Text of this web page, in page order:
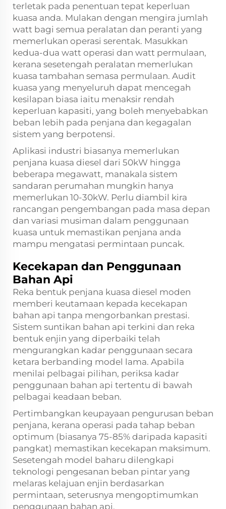
terletak pada penentuan tepat keperluan
kuasa anda. Mulakan dengan mengira jumlah
watt bagi semua peralatan dan peranti yang
memerlukan operasi serentak. Masukkan
kedua-dua watt operasi dan watt permulaan,
kerana sesetengah peralatan memerlukan
kuasa tambahan semasa permulaan. Audit
kuasa yang menyeluruh dapat mencegah
kesilapan biasa iaitu menaksir rendah
keperluan kapasiti, yang boleh menyebabkan
beban lebih pada penjana dan kegagalan
sistem yang berpotensi.
Aplikasi industri biasanya memerlukan
penjana kuasa diesel dari 50kW hingga
beberapa megawatt, manakala sistem
sandaran perumahan mungkin hanya
memerlukan 10-30kW. Perlu diambil kira
rancangan pengembangan pada masa depan
dan variasi musiman dalam penggunaan
kuasa untuk memastikan penjana anda
mampu mengatasi permintaan puncak.
Kecekapan dan Penggunaan
Bahan Api
Reka bentuk penjana kuasa diesel moden
memberi keutamaan kepada kecekapan
bahan api tanpa mengorbankan prestasi.
Sistem suntikan bahan api terkini dan reka
bentuk enjin yang diperbaiki telah
mengurangkan kadar penggunaan secara
ketara berbanding model lama. Apabila
menilai pelbagai pilihan, periksa kadar
penggunaan bahan api tertentu di bawah
pelbagai keadaan beban.
Pertimbangkan keupayaan pengurusan beban
penjana, kerana operasi pada tahap beban
optimum (biasanya 75-85% daripada kapasiti
pangkat) memastikan kecekapan maksimum.
Sesetengah model baharu dilengkapi
teknologi pengesanan beban pintar yang
melaras kelajuan enjin berdasarkan
permintaan, seterusnya mengoptimumkan
penggunaan bahan api.